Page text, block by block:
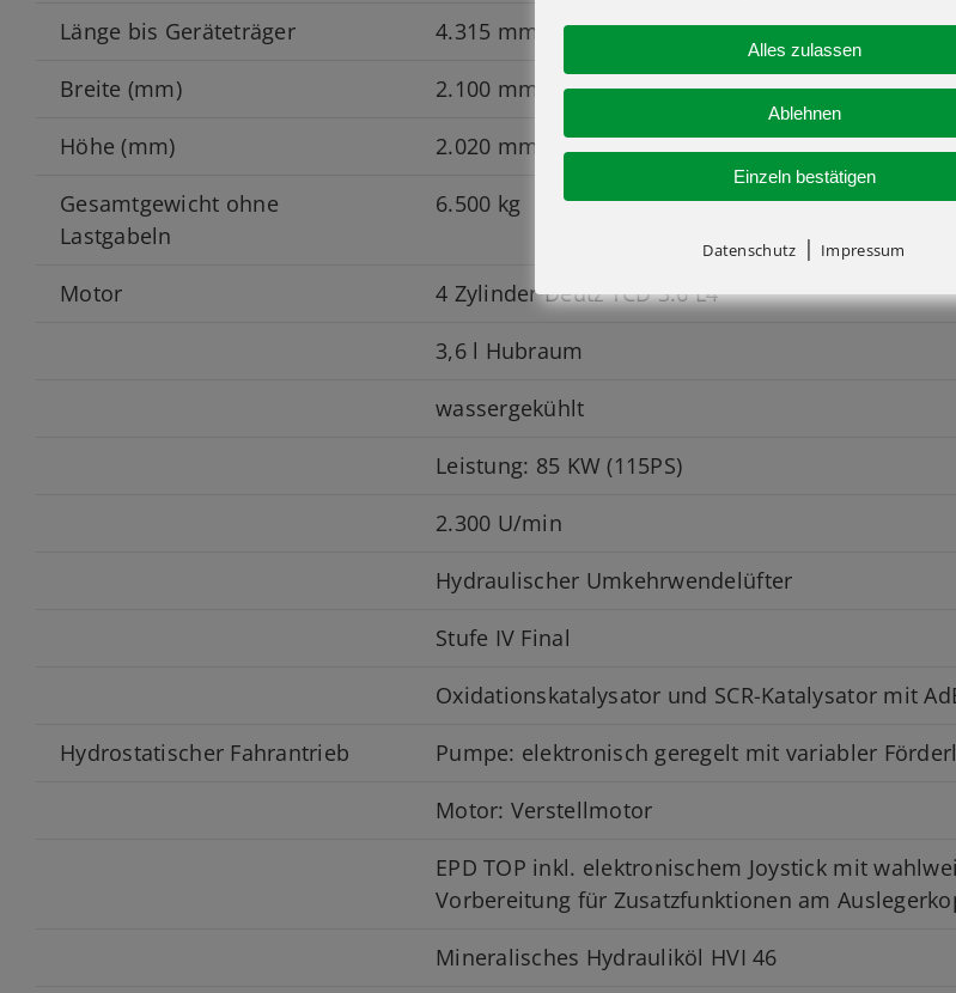
Länge bis Geräteträger
4.315 mm
Breite (mm)
2.100 mm
Höhe (mm)
2.020 mm
Gesamtgewicht ohne
Lastgabeln
6.500 kg
Motor
4 Zylinder Deutz TCD 3.6 L4
3,6 l Hubraum
wassergekühlt
Leistung: 85 KW (115PS)
2.300 U/min
Hydraulischer Umkehrwendelüfter
Stufe IV Final
Oxidationskatalysator und SCR-Katalysator mit
Hydrostatischer Fahrantrieb
Pumpe: elektronisch geregelt mit variabler
Motor: Verstellmotor
EPD TOP inkl. elektronischem Joystick mit
Vorbereitung für Zusatzfunktionen am
Mineralisches Hydrauliköl HVI 46
Alles zulassen
Ablehnen
Einzeln bestätigen
Datenschutz | Impressum